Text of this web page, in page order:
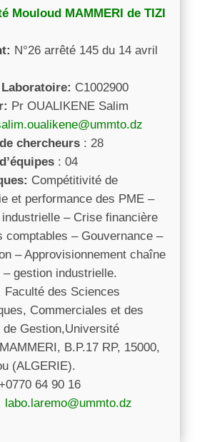
Mouloud MAMMERI de TIZI
N°26 arrêté 145 du 14 avril
C1002900
Pr OUALIKENE Salim
chercheurs: 28
: 04
Compétitivité de
et performance des PME –
– Crise financière
comptables – Gouvernance –
– Approvisionnement chaîne
– gestion industrielle.
Faculté des Sciences
Commerciales et des
de Gestion,Université
B.P.17 RP, 15000,
(ALGERIE).
64 90 16
labo.laremo@ummto.dz